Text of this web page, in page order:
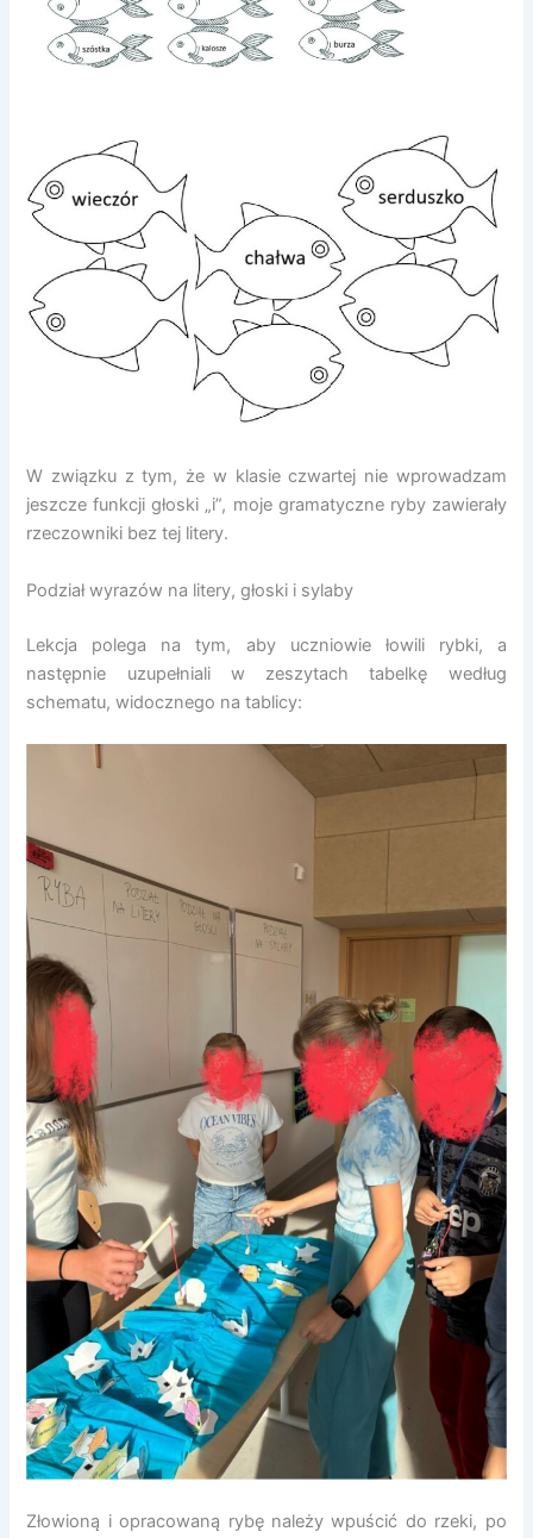
W związku z tym, że w klasie czwartej nie wprowadzam
jeszcze funkcji głoski „i”, moje gramatyczne ryby zawierały
rzeczowniki bez tej litery.
Podział wyrazów na litery, głoski i sylaby
Lekcja polega na tym, aby uczniowie łowili rybki, a
następnie uzupełniali w zeszytach tabelkę według
schematu, widocznego na tablicy:
Złowioną i opracowaną rybę należy wpuścić do rzeki, po